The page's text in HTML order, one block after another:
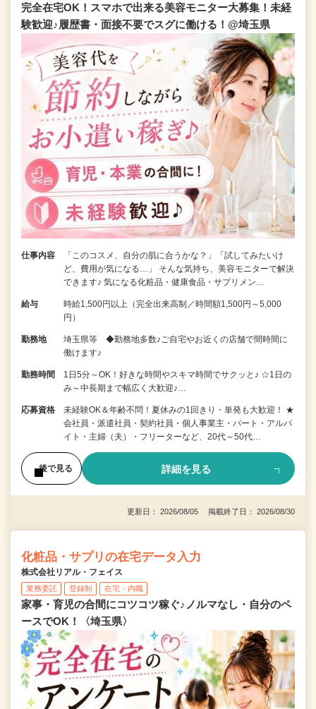
完全在宅OK！スマホで出来る美容モニター大募集！未経
験歓迎♪履歴書・面接不要でスグに働ける！@埼玉県
仕事内容
「このコスメ、自分の肌に合うかな？」「試してみたいけ
ど、費用が気になる…」 そんな気持ち、美容モニターで解決
できます♪ 気になる化粧品・健康食品・サプリメン…
給与
時給1,500円以上（完全出来高制／時間額1,500円～5,000
円）
勤務地
埼玉県等 ◆勤務地多数♪ご自宅やお近くの店舗で間時間に
働けます♪
勤務時間
1日5分～OK！好きな時間やスキマ時間でサクッと♪ ☆1日の
み～中長期まで幅広く大歓迎♪…
応募資格
未経験OK＆年齢不問！夏休みの1回きり・単発も大歓迎！ ★
会社員・派遣社員・契約社員・個人事業主・パート・アルバ
イト・主婦（夫）・フリーターなど、20代～50代…
後で見る 詳細を見る
更新日： 2026/08/05 掲載終了日： 2026/08/30
化粧品・サプリの在宅データ入力
株式会社リアル・フェイス
業務委託 登録制 在宅・内職
家事・育児の合間にコツコツ稼ぐ♪ノルマなし・自分のペ
ースでOK！〈埼玉県〉